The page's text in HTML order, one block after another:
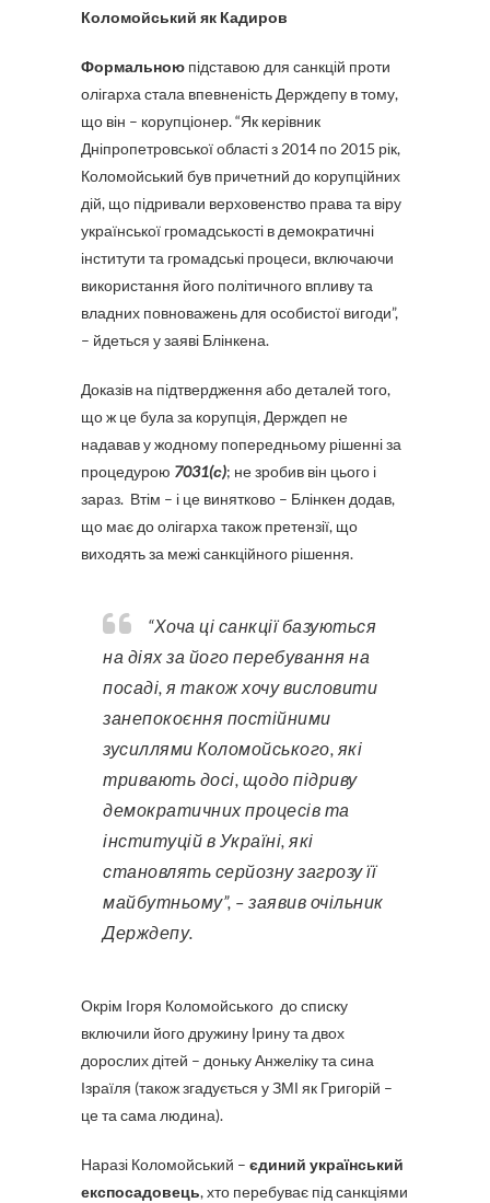
Коломойський як Кадиров
Формальною підставою для санкцій проти
олігарха стала впевненість Держдепу в тому,
що він – корупціонер. “Як керівник
Дніпропетровської області з 2014 по 2015 рік,
Коломойський був причетний до корупційних
дій, що підривали верховенство права та віру
української громадськості в демократичні
інститути та громадські процеси, включаючи
використання його політичного впливу та
владних повноважень для особистої вигоди”,
– йдеться у заяві Блінкена.
Доказів на підтвердження або деталей того,
що ж це була за корупція, Держдеп не
надавав у жодному попередньому рішенні за
процедурою 7031(с); не зробив він цього і
зараз. Втім – і це винятково – Блінкен додав,
що має до олігарха також претензії, що
виходять за межі санкційного рішення.
“Хоча ці санкції базуються
на діях за його перебування на
посаді, я також хочу висловити
занепокоєння постійними
зусиллями Коломойського, які
тривають досі, щодо підриву
демократичних процесів та
інституцій в Україні, які
становлять серйозну загрозу її
майбутньому”, – заявив очільник
Держдепу.
Окрім Ігоря Коломойського до списку
включили його дружину Ірину та двох
дорослих дітей – доньку Анжеліку та сина
Ізраїля (також згадується у ЗМІ як Григорій –
це та сама людина).
Наразі Коломойський – єдиний український
експосадовець, хто перебуває під санкціями